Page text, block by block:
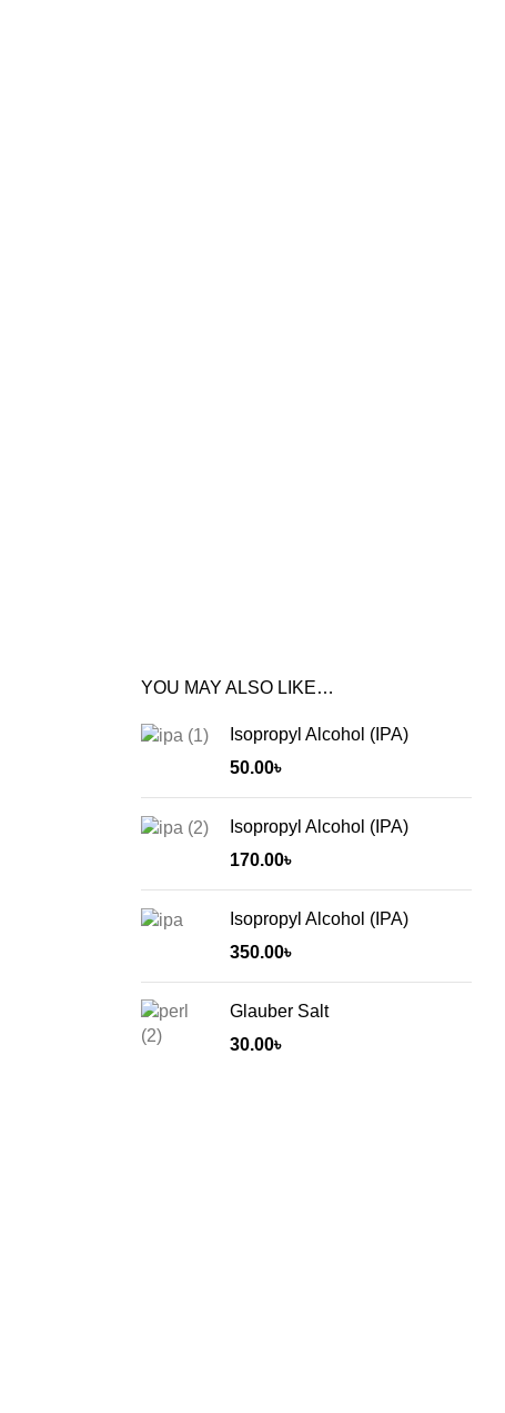
YOU MAY ALSO LIKE…
Isopropyl Alcohol (IPA)
50.00৳
Isopropyl Alcohol (IPA)
170.00৳
Isopropyl Alcohol (IPA)
350.00৳
Glauber Salt
30.00৳